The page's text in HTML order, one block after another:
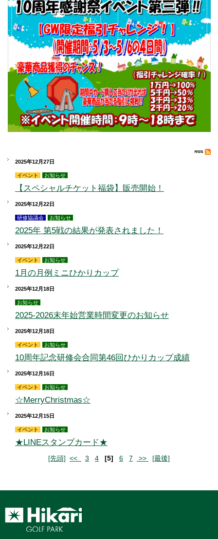
2025年12月27日
イベント お知らせ
【スペシャルチケット福袋】販売開始！
2025年12月22日
研修協議会 お知らせ
2025年 第5戦の結果が発表されました！
2025年12月22日
イベント お知らせ
1月の月例ミニひかりカップ
2025年12月18日
お知らせ
2025-2026末年始営業時間変更のお知らせ
2025年12月18日
イベント お知らせ
10周年記念研修会合同第46回ひかりカップ成績
2025年12月16日
イベント お知らせ
☆MerryChristmas☆
2025年12月15日
イベント お知らせ
★LINEスタンプカード★
[先頭] << 3 4 [5] 6 7 >> [最後]